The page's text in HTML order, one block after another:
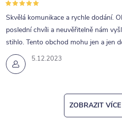
p
i
s
u
5.12.2023
Skvělá komunikace a rychle dodání.
poslední chvíli a neuvěřitelně nám
stihlo. Tento obchod mohu jen a jen
ZOBRAZIT VÍCE